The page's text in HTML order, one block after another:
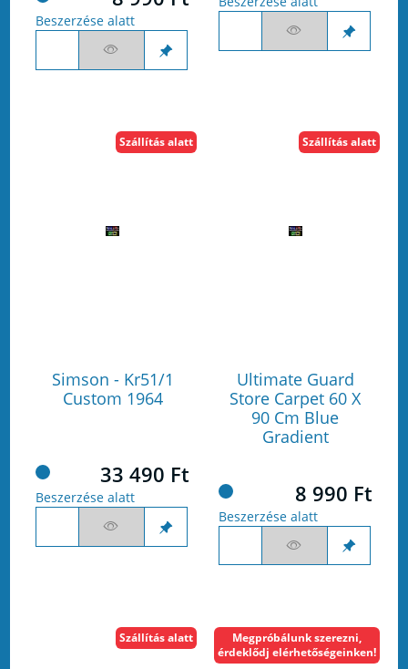
Beszerzése alatt
Simson - Kr51/1
Custom 1964
Szállítás alatt
33 490 Ft
Beszerzése alatt
Ultimate Guard
Store Carpet 60 X
90 Cm Blue
Gradient
Szállítás alatt
8 990 Ft
Beszerzése alatt
Szállítás alatt
Megpróbálunk szerezni,
érdeklődj elérhetőségeinken!